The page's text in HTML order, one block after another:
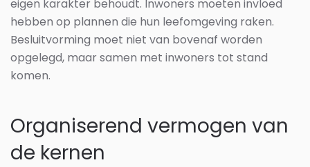
eigen karakter behoudt. Inwoners moeten invloed
hebben op plannen die hun leefomgeving raken.
Besluitvorming moet niet van bovenaf worden
opgelegd, maar samen met inwoners tot stand
komen.
Organiserend vermogen van
de kernen